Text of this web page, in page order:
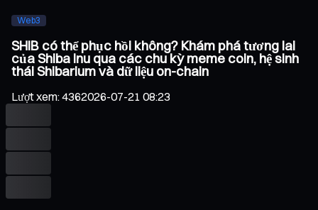
Web3
SHIB có thể phục hồi không? Khám phá tương lai
của Shiba Inu qua các chu kỳ meme coin, hệ sinh
thái Shibarium và dữ liệu on-chain
Lượt xem:4362026-07-21 08:23